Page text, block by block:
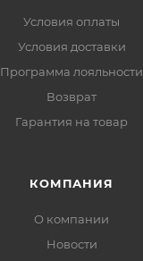
Условия оплаты
Условия доставки
Программа лояльности
Возврат
Гарантия на товар
КОМПАНИЯ
О компании
Новости